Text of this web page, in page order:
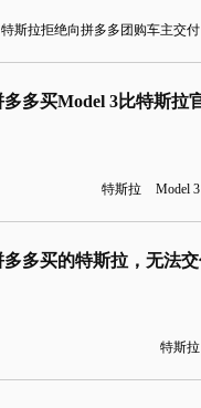
特斯拉拒绝向拼多多团购车主交付
特斯拉 Model 3
特斯拉